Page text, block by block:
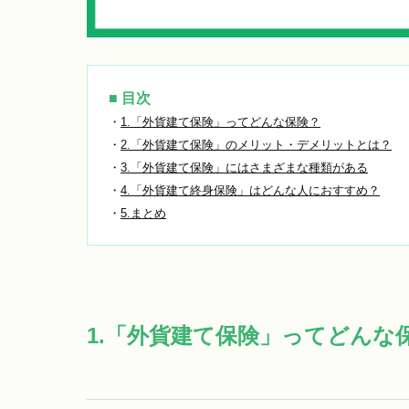
■ 目次
・ 1.「外貨建て保険」ってどんな保険？
・ 2.「外貨建て保険」のメリット・デメリットとは？
・ 3.「外貨建て保険」にはさまざまな種類がある
・ 4.「外貨建て終身保険」はどんな人におすすめ？
・ 5.まとめ
1.「外貨建て保険」ってどんな